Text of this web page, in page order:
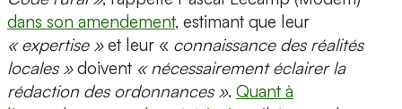
dans son amendement, estimant que leur
« expertise »et leur « connaissance des réalités
locales »doivent « nécessairement éclairer la
rédaction des ordonnances ». Quant à